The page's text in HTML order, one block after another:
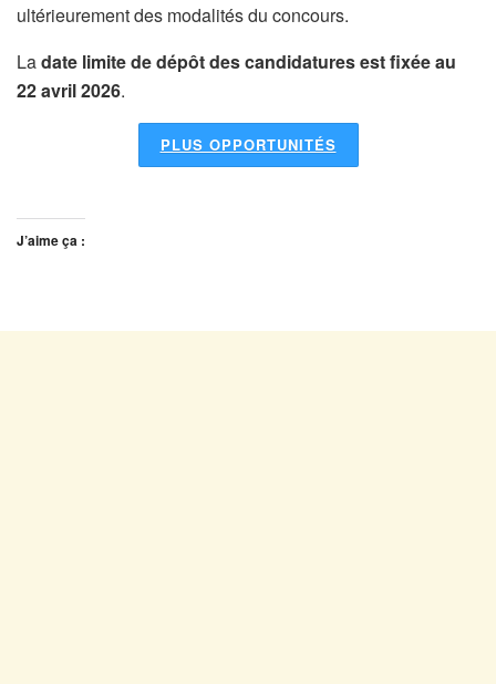
ultérieurement des modalités du concours.
Ladate limite de dépôt des candidatures est fixée au
22 avril 2026.
PLUS OPPORTUNITÉS
J’aime ça :